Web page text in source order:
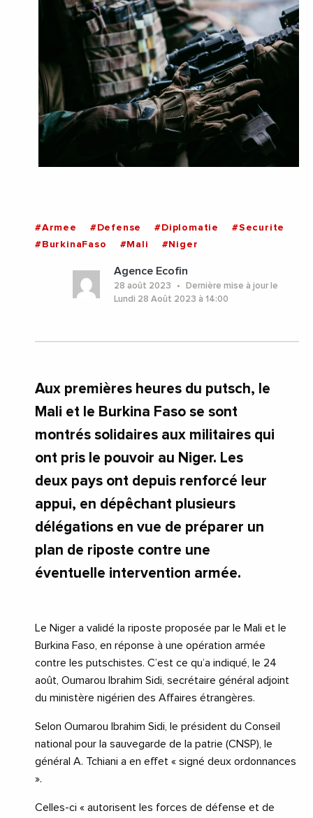
#Armee #Defense #Diplomatie
#Securite
#BurkinaFaso
#Mali #Niger
Agence Ecofin
28 août 2023
Dernière mise à jour le
Lundi 28 Août 2023 à 14:00
Aux premières heures du putsch, le
Mali et le Burkina Faso se sont
montrés solidaires aux militaires qui
ont pris le pouvoir au Niger. Les
deux pays ont depuis renforcé leur
appui, en dépêchant plusieurs
délégations en vue de préparer un
plan de riposte contre une
éventuelle intervention armée.
Le Niger a validé la riposte proposée par le Mali et le
Burkina Faso, en réponse à une opération armée
contre les putschistes. C’est ce qu’a indiqué, le 24
août, Oumarou Ibrahim Sidi, secrétaire général adjoint
du ministère nigérien des Affaires étrangères.
Selon Oumarou Ibrahim Sidi, le président du Conseil
national pour la sauvegarde de la patrie (CNSP), le
général A. Tchiani a en effet « signé deux ordonnances
».
Celles-ci « autorisent les forces de défense et de